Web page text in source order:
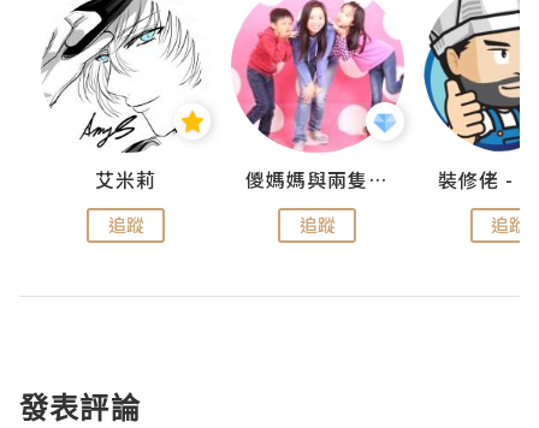
艾米莉
追蹤
儍媽媽與兩隻小魔怪之家
追蹤 追蹤
發表評論